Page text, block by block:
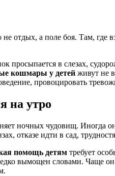
отдых, а поле боя. Там,
просыпается в слезах,
кошмары у детей живут не
провоцировать
на утро
ночных чудовищ. Иногда
отказе идти в сад,
помощь детям требует
вымощен словами. Чаще